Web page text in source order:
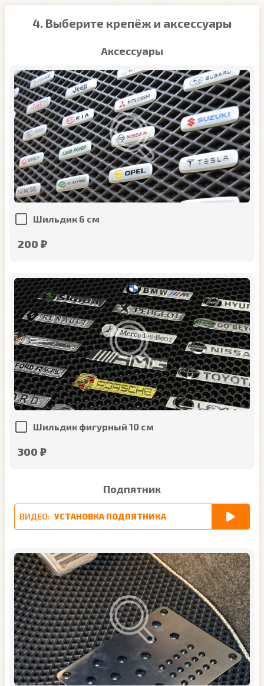
4. Выберите крепёж и аксессуары
Аксессуары
Шильдик 6 см
200 ₽
Шильдик фигурный 10 см
300 ₽
Подпятник
ВИДЕО: УСТАНОВКА ПОДПЯТНИКА